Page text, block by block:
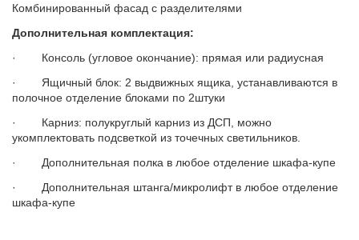
Комбинированный фасад с разделителями
Дополнительная комплектация:
· Консоль (угловое окончание): прямая или радиусная
· Ящичный блок: 2 выдвижных ящика, устанавливаются в
полочное отделение блоками по 2штуки
· Карниз: полукруглый карниз из ДСП, можно
укомплектовать подсветкой из точечных светильников.
· Дополнительная полка в любое отделение шкафа-купе
· Дополнительная штанга/микролифт в любое отделение
шкафа-купе